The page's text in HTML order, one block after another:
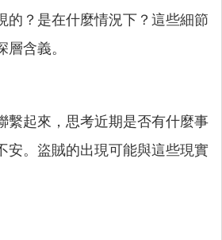
的？是在什麼情況下？這些細節
含義。
繫起來，思考近期是否有什麼事
安。盜賊的出現可能與這些現實